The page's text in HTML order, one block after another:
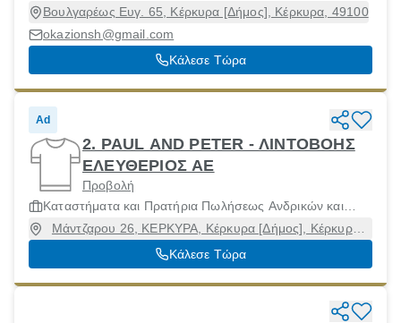
Γυναίκειων Ενδυμάτων και Αξεσουάρ
Βουλγαρέως Ευγ. 65, Κέρκυρα [Δήμος], Κέρκυρα, 49100
okazionsh@gmail.com
Κάλεσε Τώρα
Ad
2. PAUL AND PETER - ΛΙΝΤΟΒΟΗΣ
ΕΛΕΥΘΕΡΙΟΣ ΑΕ
Προβολή
Καταστήματα και Πρατήρια Πωλήσεως Ανδρικών και
Γυναίκειων Ενδυμάτων και Αξεσουάρ
Μάντζαρου 26, ΚΕΡΚΥΡΑ, Κέρκυρα [Δήμος], Κέρκυρα,
49100
Κάλεσε Τώρα